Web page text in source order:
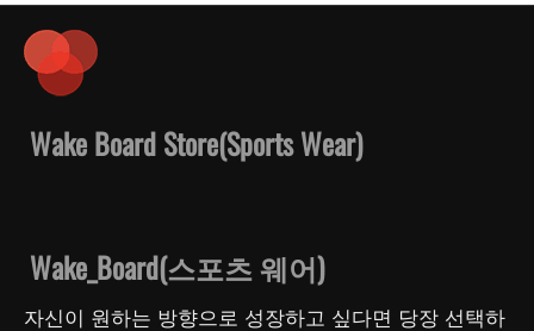
Wake Board Store(Sports Wear)
Wake_Board(스포츠 웨어)
자신이 원하는 방향으로 성장하고 싶다면 당장 선택하